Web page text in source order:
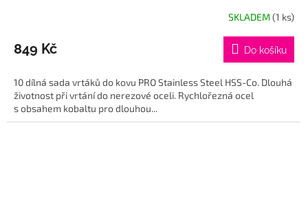
SKLADEM(1 ks)
849 Kč Do košíku
10 dílná sada vrtáků do kovu PRO Stainless Steel HSS-Co. Dlouhá
životnost při vrtání do nerezové oceli. Rychlořezná ocel
s obsahem kobaltu pro dlouhou...